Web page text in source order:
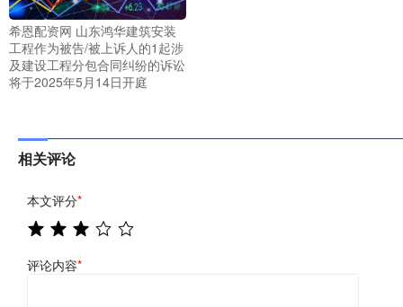
希恩配资网 山东鸿华建筑安装
工程作为被告/被上诉人的1起涉
及建设工程分包合同纠纷的诉讼
将于2025年5月14日开庭
相关评论
本文评分*
评论内容*